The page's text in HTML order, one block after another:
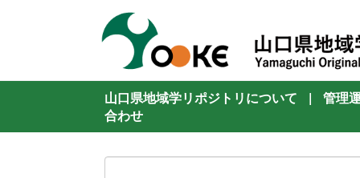
山口県地域学リポジトリについて |
管理
合わせ